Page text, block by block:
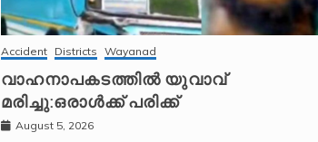
Accident Districts Wayanad
വാഹനാപകടത്തിൽ യുവാവ്
മരിച്ചു:ഒരാൾക്ക് പരിക്ക്
August 5, 2026